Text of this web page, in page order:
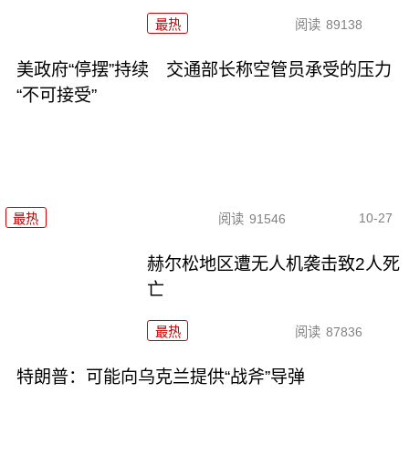
最热 阅读 89138
美政府“停摆”持续 交通部长称空管员承受的压力
“不可接受”
最热 阅读 91546 10-27
赫尔松地区遭无人机袭击致2人死
亡
最热 阅读 87836
特朗普：可能向乌克兰提供“战斧”导弹